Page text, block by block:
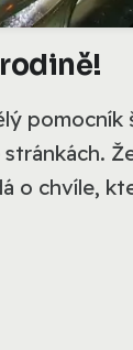
o chvíle,